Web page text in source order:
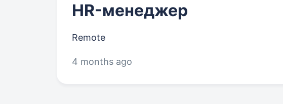
HR-менеджер
Remote
4 months ago